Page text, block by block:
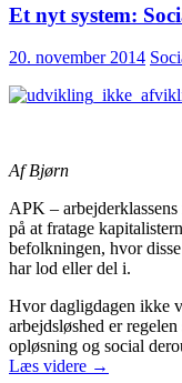
Næste
gang
bliver
det
bedre
Et nyt system:
20. november 2014
Af Bjørn
APK –
på at fratage
befolkningen, hvor
har lod eller del i.
Hvor dagligdagen ikke
arbejdsløshed er
opløsning og social
Læs videre Et
→